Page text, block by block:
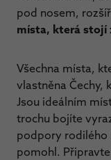
pod nosem,
místa, která stojí
Všechna místa,
vlastněna Čechy,
Jsou ideálním
trochu bojíte
podpory rodilého
pomohl.